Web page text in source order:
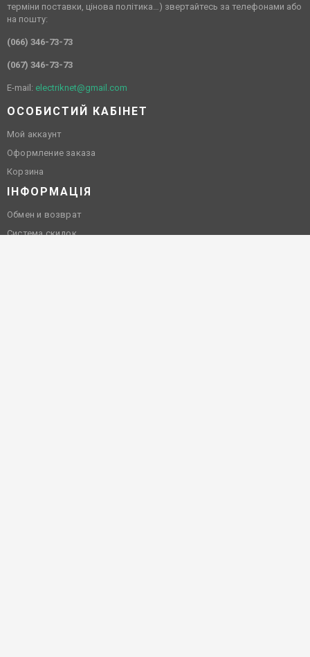
терміни поставки, цінова політика…) звертайтесь за телефонами або
на пошту:
(066) 346-73-73
(067) 346-73-73
E-mail: electriknet@gmail.com
ОСОБИСТИЙ КАБІНЕТ
Мой аккаунт
Оформление заказа
Корзина
ІНФОРМАЦІЯ
Обмен и возврат
Система скидок